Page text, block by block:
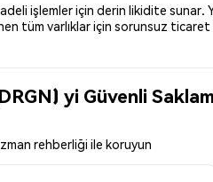
işlemler için derin likidite sunar.
tüm varlıklar için sorunsuz ticaret
yi Güvenli
rehberliği ile koruyun